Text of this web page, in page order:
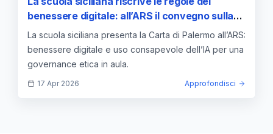
benessere digitale: all’ARS il convegno sulla
“Carta di Palermo” per un uso consapevole
dell’IA — approfondimento e guida
La scuola siciliana presenta la Carta di Palermo all’ARS:
benessere digitale e uso consapevole dell’IA per una
governance etica in aula.
17 Apr 2026 Approfondisci